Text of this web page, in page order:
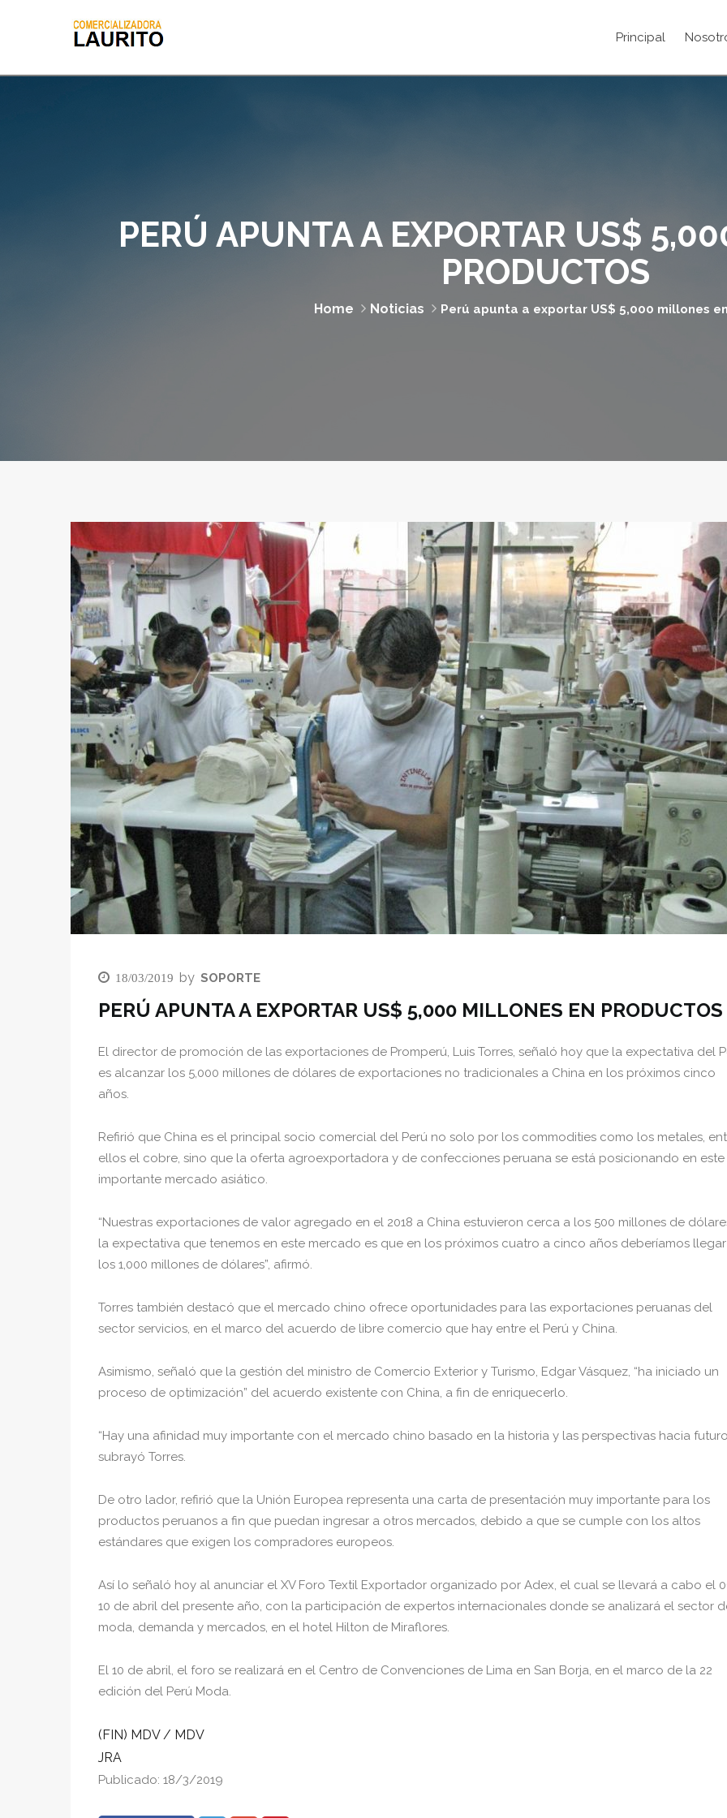
Principal
PERÚ APUNTA A EXPORTAR US$
PRODUCTOS
Home Noticias Perú apunta a exportar US$ 5,000 millones
Posted
18/03/2019 by SOPORTE
PERÚ APUNTA A EXPORTAR US$ 5,000 MILLONES EN PRODUCTOS
El director de promoción de las exportaciones de Promperú, Luis Torres, señaló hoy que la expectativa del
es alcanzar los 5,000 millones de dólares de exportaciones no tradicionales a China en los próximos cinco
años.
Refirió que China es el principal socio comercial del Perú no solo por los commodities como los metales,
ellos el cobre, sino que la oferta agroexportadora y de confecciones peruana se está posicionando en este
importante mercado asiático.
“Nuestras exportaciones de valor agregado en el 2018 a China estuvieron cerca a los 500 millones de
la expectativa que tenemos en este mercado es que en los próximos cuatro a cinco años deberíamos
los 1,000 millones de dólares”, afirmó.
Torres también destacó que el mercado chino ofrece oportunidades para las exportaciones peruanas del
sector servicios, en el marco del acuerdo de libre comercio que hay entre el Perú y China.
Asimismo, señaló que la gestión del ministro de Comercio Exterior y Turismo, Edgar Vásquez, “ha iniciado un
proceso de optimización” del acuerdo existente con China, a fin de enriquecerlo.
“Hay una afinidad muy importante con el mercado chino basado en la historia y las perspectivas hacia
subrayó Torres.
De otro lador, refirió que la Unión Europea representa una carta de presentación muy importante para los
productos peruanos a fin que puedan ingresar a otros mercados, debido a que se cumple con los altos
estándares que exigen los compradores europeos.
Así lo señaló hoy al anunciar el XV Foro Textil Exportador organizado por Adex, el cual se llevará a cabo el
10 de abril del presente año, con la participación de expertos internacionales donde se analizará el sector
moda, demanda y mercados, en el hotel Hilton de Miraflores.
El 10 de abril, el foro se realizará en el Centro de Convenciones de Lima en San Borja, en el marco de la 22
edición del Perú Moda.
(FIN) MDV / MDV
JRA
Publicado: 18/3/2019